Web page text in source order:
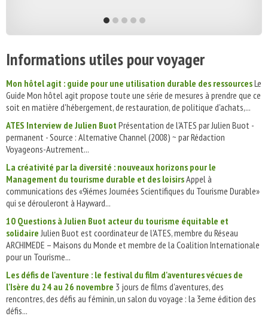
Informations utiles pour voyager
Mon hôtel agit : guide pour une utilisation durable des ressourcesLe
Guide Mon hôtel agit propose toute une série de mesures à prendre que ce
soit en matière d'hébergement, de restauration, de politique d'achats,...
ATES Interview de Julien Buot Présentation de l'ATES par Julien Buot -
permanent - Source : Alternative Channel (2008) ~ par Rédaction
Voyageons-Autrement...
La créativité par la diversité : nouveaux horizons pour le
Management du tourisme durable et des loisirsAppel à
communications des «9iémes Journées Scientifiques du Tourisme Durable»
qui se dérouleront à Hayward...
10 Questions à Julien Buot acteur du tourisme équitable et
solidaire Julien Buot est coordinateur de l'ATES, membre du Réseau
ARCHIMEDE – Maisons du Monde et membre de la Coalition Internationale
pour un Tourisme...
Les défis de l'aventure : le festival du film d'aventures vécues de
l'Isère du 24 au 26 novembre 3 jours de films d'aventures, des
rencontres, des défis au féminin, un salon du voyage : la 3eme édition des
défis...